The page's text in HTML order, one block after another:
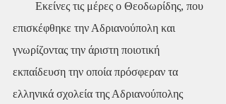
επισκέφθηκε την Αδριανούπολη και
γνωρίζοντας την άριστη ποιοτική
εκπαίδευση την οποία πρόσφεραν τα
ελληνικά σχολεία της Αδριανούπολης